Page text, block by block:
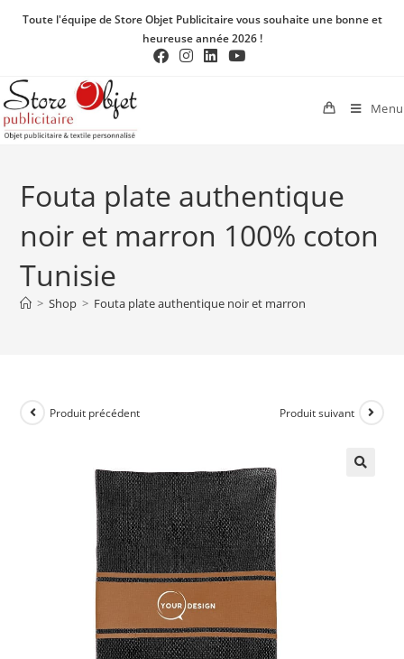
Toute l'équipe de Store Objet Publicitaire vous souhaite une bonne et
heureuse année 2026 !
Menu
Fouta plate authentique
noir et marron 100% coton
Tunisie
> Shop > Fouta plate authentique noir et marron
Produit précédent Produit suivant